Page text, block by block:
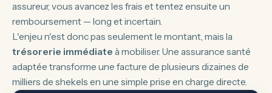
assureur, vous avancez les frais et tentez ensuite un
remboursement — long et incertain.
L'enjeu n'est donc pas seulement le montant, mais la
trésorerie immédiate à mobiliser. Une assurance santé
adaptée transforme une facture de plusieurs dizaines de
milliers de shekels en une simple prise en charge directe.